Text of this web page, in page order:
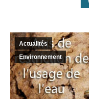
Actualités
Environnement